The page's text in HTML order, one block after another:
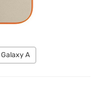
Galaxy A